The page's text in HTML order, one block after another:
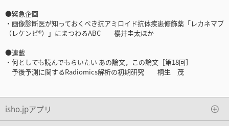
●緊急企画
・画像診断医が知っておくべき抗アミロイド抗体疾患修飾薬「レカネマブ
（レケンビ®）」にまつわるABC 櫻井圭太ほか
●連載
・何としても読んでもらいたい あの論文，この論文［第18回］
予後予測に関するRadiomics解析の初期研究 桐生 茂
isho.jpアプリ